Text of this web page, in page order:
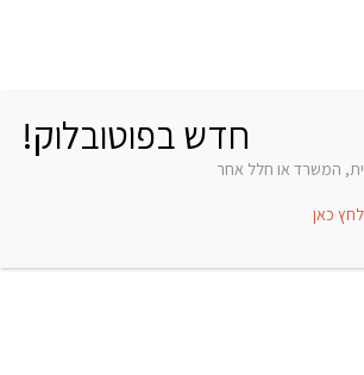
חדש בפוטובלוק!
המשרד או חלל אחר
כאן